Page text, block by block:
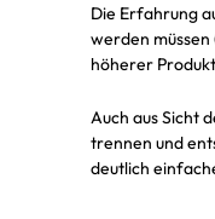
Die Erfahrung
werden müssen
höherer
Auch aus Sicht
trennen und
deutlich